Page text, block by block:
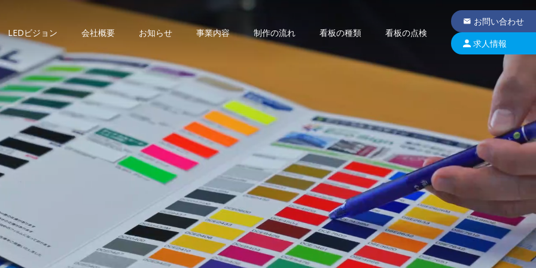
LEDビジョン 会社概要 お知らせ 事業内容 制作の流れ 看板の種類 看板の点検
お問い合わせ
求人情報